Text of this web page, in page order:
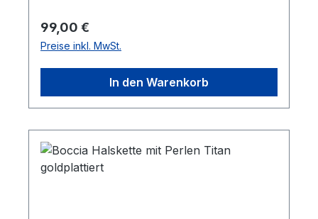
Regulärer Preis:
99,00 €
Preise inkl. MwSt.
In den Warenkorb